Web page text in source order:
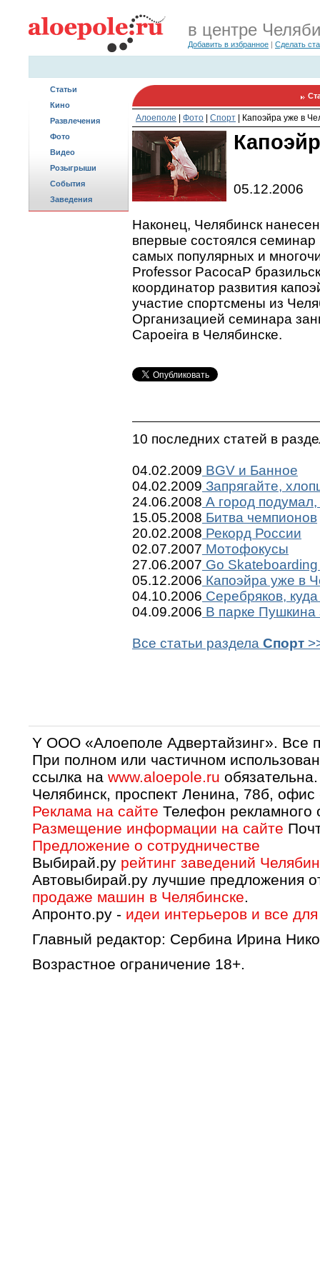
в центре
Добавить в избранное | Сделать
Статьи
Кино
Развлечения
Фото
Видео
Розыгрыши
События
Заведения
Алоеполе Фото Спорт Капоэйра уже в
05.12.2006
Наконец, Челябинск
впервые состоялся
самых популярных и
Professor PacocaP
координатор развития
участие спортсмены из
Организацией семинара
Capoeira в Челябинске.
10 последних статей в
04.02.2009 BGV и Банное
04.02.2009 Запрягайте,
24.06.2008 А город
15.05.2008 Битва чемпионов
20.02.2008 Рекорд России
02.07.2007 Мотофокусы
27.06.2007 Go
05.12.2006 Капоэйра уже в
04.10.2006 Серебряков,
04.09.2006 В парке Пушкина
Все статьи раздела Спорт
Y OOO «Алоеполе Адвертайзинг».
При полном или частичном
ссылка на www.aloepole.ru обязательна.
Челябинск, проспект Ленина, 78б, офис
Реклама на сайте Телефон рекламного
Размещение информации на сайте
Предложение о сотрудничестве
Выбирай.ру рейтинг заведений
Автовыбирай.ру лучшие предложения
продаже машин в Челябинске.
Апронто.ру - идеи интерьеров и все
Главный редактор: Сербина Ирина
Возрастное ограничение 18+.